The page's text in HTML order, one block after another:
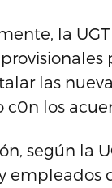
la
las
los
según la
empleados